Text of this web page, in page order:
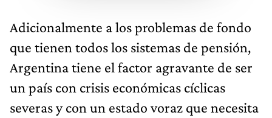
Adicionalmente a los problemas de fondo
que tienen todos los sistemas de pensión,
Argentina tiene el factor agravante de ser
un país con crisis económicas cíclicas
severas y con un estado voraz que necesita